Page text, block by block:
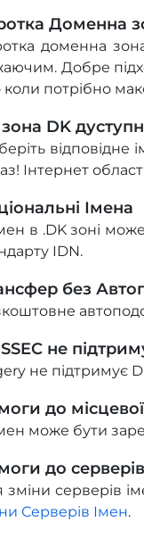
Доменна
доменна
Добре
коли потрібно
DK
відповідне
Інтернет
Імена
в .DK зоні може
IDN.
без
не
не підтримує
до
може бути
до
зміни серверів
Серверів Імен.